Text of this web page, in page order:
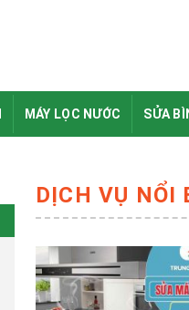
MÁY LỌC NƯỚC SỬA
DỊCH VỤ NỔI